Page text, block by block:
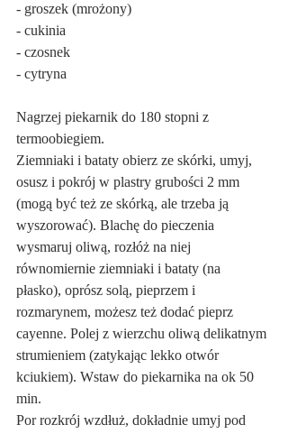
- groszek (mrożony)
- cukinia
- czosnek
- cytryna
Nagrzej piekarnik do 180 stopni z
termoobiegiem.
Ziemniaki i bataty obierz ze skórki, umyj,
osusz i pokrój w plastry grubości 2 mm
(mogą być też ze skórką, ale trzeba ją
wyszorować). Blachę do pieczenia
wysmaruj oliwą, rozłóż na niej
równomiernie ziemniaki i bataty (na
płasko), oprósz solą, pieprzem i
rozmarynem, możesz też dodać pieprz
cayenne. Polej z wierzchu oliwą delikatnym
strumieniem (zatykając lekko otwór
kciukiem). Wstaw do piekarnika na ok 50
min.
Por rozkrój wzdłuż, dokładnie umyj pod